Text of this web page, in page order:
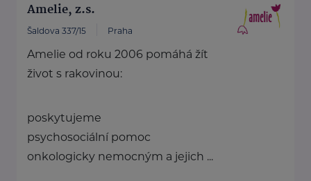
Amelie, z.s.
Šaldova 337/15 Praha
Amelie od roku 2006 pomáhá žít
život s rakovinou:
poskytujeme
psychosociální pomoc
onkologicky nemocným a jejich ...